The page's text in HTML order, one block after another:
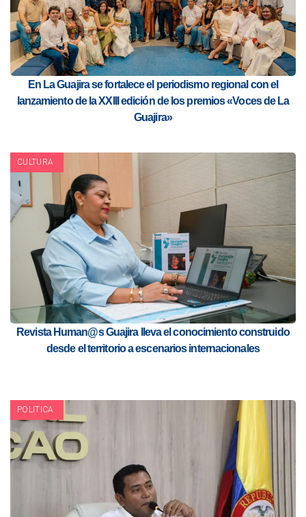
En La Guajira se fortalece el periodismo regional con el
lanzamiento de la XXIII edición de los premios «Voces de La
Guajira»
CULTURA
Revista Human@s Guajira lleva el conocimiento construido
desde el territorio a escenarios internacionales
POLITICA